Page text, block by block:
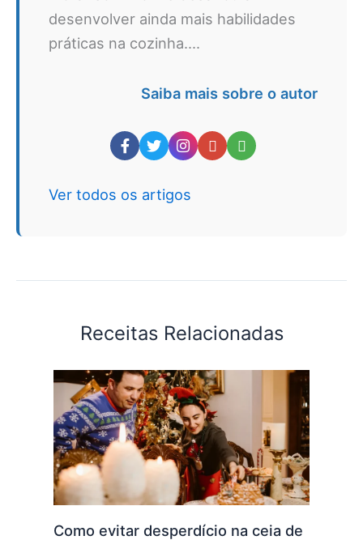
desenvolver ainda mais habilidades
práticas na cozinha....
Saiba mais sobre o autor
Ver todos os artigos
Receitas Relacionadas
Como evitar desperdício na ceia de